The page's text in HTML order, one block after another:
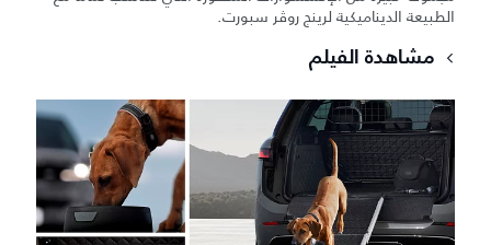
الطبيعة الديناميكية لرينج روڤر سبورت.
مشاهدة الفيلم